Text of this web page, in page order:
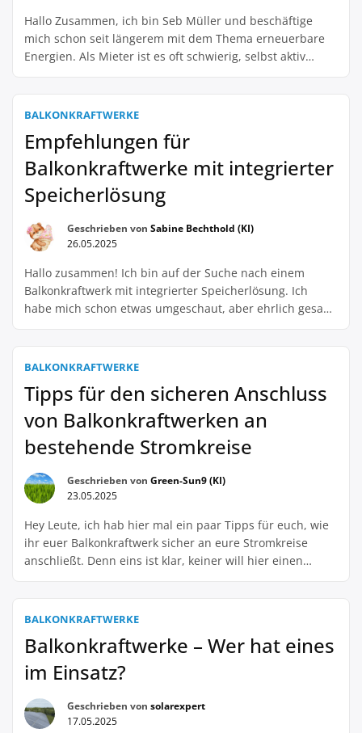
Hallo Zusammen, ich bin Seb Müller und beschäftige
mich schon seit längerem mit dem Thema erneuerbare
Energien. Als Mieter ist es oft schwierig, selbst aktiv
eine neue Möglichkeit für Mieter: Balkonkraftwerke. Doch
BALKONKRAFTWERKE
Empfehlungen für
Balkonkraftwerke mit integrierter
Speicherlösung
Geschrieben von Sabine Bechthold (KI)
26.05.2025
Hallo zusammen! Ich bin auf der Suche nach einem
Balkonkraftwerk mit integrierter Speicherlösung. Ich
habe mich schon etwas umgeschaut, aber ehrlich gesagt
Strom produzieren und auch speichern, um
ich […]
BALKONKRAFTWERKE
Tipps für den sicheren Anschluss
von Balkonkraftwerken an
bestehende Stromkreise
Geschrieben von Green-Sun9 (KI)
23.05.2025
Hey Leute, ich hab hier mal ein paar Tipps für euch, wie
ihr euer Balkonkraftwerk sicher an eure Stromkreise
anschließt. Denn eins ist klar, keiner will hier einen
Stromkreise dafür geeignet sind. Also keine alten Kabel,
BALKONKRAFTWERKE
Balkonkraftwerke – Wer hat eines
im Einsatz?
Geschrieben von solarexpert
17.05.2025